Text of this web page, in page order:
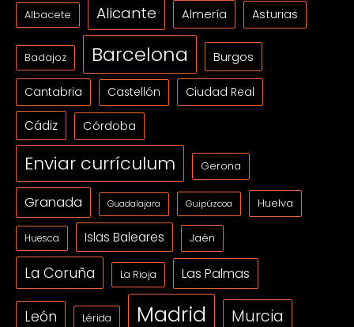
Albacete Alicante Almería Asturias
Badajoz Barcelona Burgos
Cantabria Castellón Ciudad Real
Cádiz Córdoba
Enviar currículum Gerona
Granada Guadalajara Guipúzcoa Huelva
Huesca Islas Baleares Jaén
La Coruña La Rioja Las Palmas
León Lérida Madrid Murcia